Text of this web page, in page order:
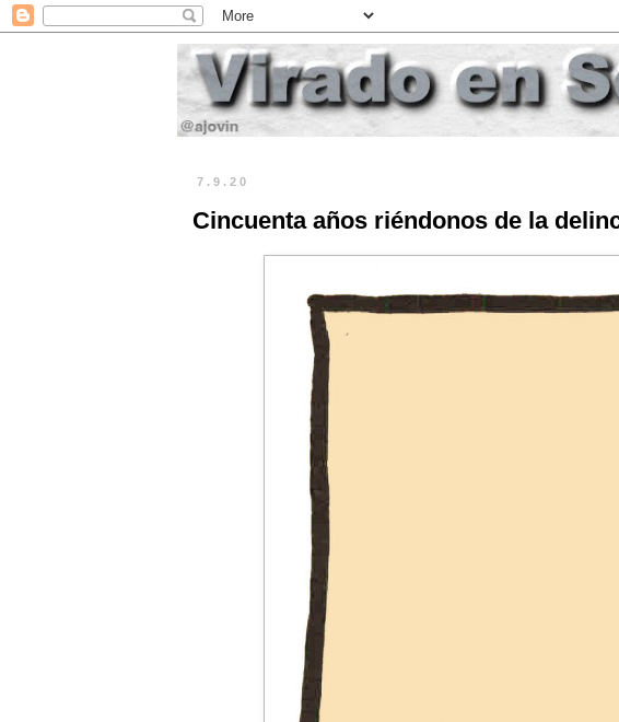
7.9.20
Cincuenta años riéndonos de la